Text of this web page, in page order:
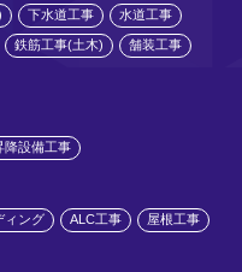
下水道工事 水道工事
鉄筋工事(土木) 舗装工事
降設備工事
ィング ALC工事 屋根工事